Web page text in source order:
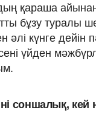
қараша
бұзу
әлі күнге дейін
үйден
соншалық, кей